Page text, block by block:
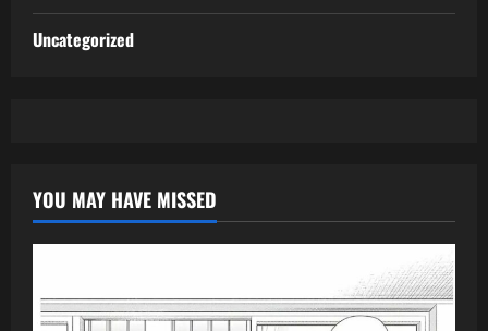
Uncategorized
YOU MAY HAVE MISSED